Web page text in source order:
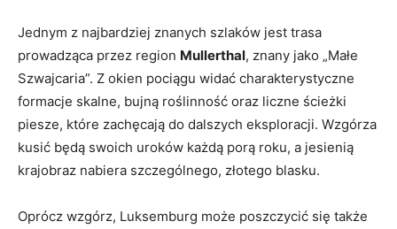
Jednym z‍ najbardziej ⁣znanych szlaków jest​ trasa
prowadząca przez region‌ Mullerthal, znany jako „Małe
Szwajcaria”. Z okien pociągu widać charakterystyczne
formacje skalne, bujną roślinność oraz liczne ⁣ścieżki
piesze, które‌ zachęcają do dalszych‌ eksploracji. Wzgórza
kusić będą ⁤swoich uroków każdą porą roku, ​a⁣ jesienią ​
krajobraz ​nabiera szczególnego, złotego ⁢blasku.
Oprócz wzgórz, Luksemburg może⁣ poszczycić się także